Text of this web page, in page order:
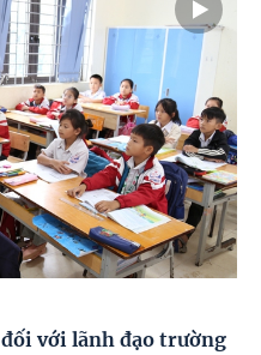
đối với lãnh đạo trường